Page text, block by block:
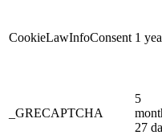
CookieLawInfoConsent 1
_GRECAPTCHA
5
27